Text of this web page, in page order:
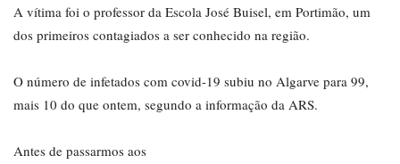
A vítima foi o professor da Escola José Buisel, em Portimão, um
dos primeiros contagiados a ser conhecido na região.
O número de infetados com covid-19 subiu no Algarve para 99,
mais 10 do que ontem, segundo a informação da ARS.
Antes de passarmos aos